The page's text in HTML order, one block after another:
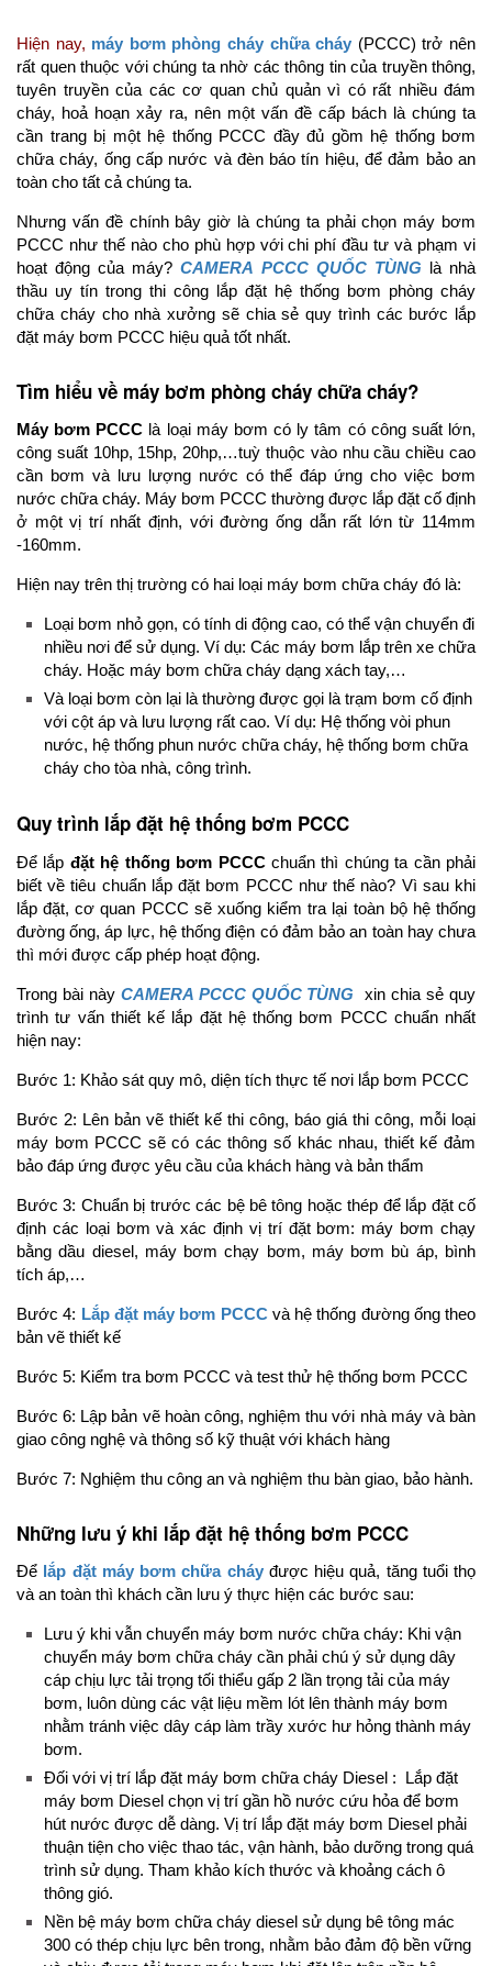
Hiện nay, máy bơm phòng cháy chữa cháy (PCCC) trở nên
rất quen thuộc với chúng ta nhờ các thông tin của truyền thông,
tuyên truyền của các cơ quan chủ quản vì có rất nhiều đám
cháy, hoả hoạn xảy ra, nên một vấn đề cấp bách là chúng ta
cần trang bị một hệ thống PCCC đầy đủ gồm hệ thống bơm
chữa cháy, ống cấp nước và đèn báo tín hiệu, để đảm bảo an
toàn cho tất cả chúng ta.
Nhưng vấn đề chính bây giờ là chúng ta phải chọn máy bơm
PCCC như thế nào cho phù hợp với chi phí đầu tư và phạm vi
hoạt động của máy? CAMERA PCCC QUỐC TÙNG là nhà
thầu uy tín trong thi công lắp đặt hệ thống bơm phòng cháy
chữa cháy cho nhà xưởng sẽ chia sẻ quy trình các bước lắp
đặt máy bơm PCCC hiệu quả tốt nhất.
Tìm hiểu về máy bơm phòng cháy chữa cháy?
Máy bơm PCCC là loại máy bơm có ly tâm có công suất lớn,
công suất 10hp, 15hp, 20hp,…tuỳ thuộc vào nhu cầu chiều cao
cần bơm và lưu lượng nước có thể đáp ứng cho việc bơm
nước chữa cháy. Máy bơm PCCC thường được lắp đặt cố định
ở một vị trí nhất định, với đường ống dẫn rất lớn từ 114mm
-160mm.
Hiện nay trên thị trường có hai loại máy bơm chữa cháy đó là:
Loại bơm nhỏ gọn, có tính di động cao, có thể vận chuyển đi
nhiều nơi để sử dụng. Ví dụ: Các máy bơm lắp trên xe chữa
cháy. Hoặc máy bơm chữa cháy dạng xách tay,…
Và loại bơm còn lại là thường được gọi là trạm bơm cố định
với cột áp và lưu lượng rất cao. Ví dụ: Hệ thống vòi phun
nước, hệ thống phun nước chữa cháy, hệ thống bơm chữa
cháy cho tòa nhà, công trình.
Quy trình lắp đặt hệ thống bơm PCCC
Để lắp đặt hệ thống bơm PCCCchuẩn thì chúng ta cần phải
biết về tiêu chuẩn lắp đặt bơm PCCC như thế nào? Vì sau khi
lắp đặt, cơ quan PCCC sẽ xuống kiểm tra lại toàn bộ hệ thống
đường ống, áp lực, hệ thống điện có đảm bảo an toàn hay chưa
thì mới được cấp phép hoạt động.
Trong bài này CAMERA PCCC QUỐC TÙNG
xin chia sẻ quy
trình tư vấn thiết kế lắp đặt hệ thống bơm PCCC chuẩn nhất
hiện nay:
Bước 1: Khảo sát quy mô, diện tích thực tế nơi lắp bơm PCCC
Bước 2: Lên bản vẽ thiết kế thi công, báo giá thi công, mỗi loại
máy bơm PCCC sẽ có các thông số khác nhau, thiết kế đảm
bảo đáp ứng được yêu cầu của khách hàng và bản thẩm
Bước 3: Chuẩn bị trước các bệ bê tông hoặc thép để lắp đặt cố
định các loại bơm và xác định vị trí đặt bơm: máy bơm chạy
bằng dầu diesel, máy bơm chạy bơm, máy bơm bù áp, bình
tích áp,…
Bước 4: Lắp đặt máy bơm PCCCvà hệ thống đường ống theo
bản vẽ thiết kế
Bước 5: Kiểm tra bơm PCCC và test thử hệ thống bơm PCCC
Bước 6: Lập bản vẽ hoàn công, nghiệm thu với nhà máy và bàn
giao công nghệ và thông số kỹ thuật với khách hàng
Bước 7: Nghiệm thu công an và nghiệm thu bàn giao, bảo hành.
Những lưu ý khi lắp đặt hệ thống bơm PCCC
Để lắp đặt máy bơm chữa cháyđược hiệu quả, tăng tuổi thọ
và an toàn thì khách cần lưu ý thực hiện các bước sau:
Lưu ý khi vẫn chuyển máy bơm nước chữa cháy: Khi vận
chuyển máy bơm chữa cháy cần phải chú ý sử dụng dây
cáp chịu lực tải trọng tối thiểu gấp 2 lần trọng tải của máy
bơm, luôn dùng các vật liệu mềm lót lên thành máy bơm
nhằm tránh việc dây cáp làm trầy xước hư hỏng thành máy
bơm.
Đối với vị trí lắp đặt máy bơm chữa cháy Diesel : Lắp đặt
máy bơm Diesel chọn vị trí gần hồ nước cứu hỏa để bơm
hút nước được dễ dàng. Vị trí lắp đặt máy bơm Diesel phải
thuận tiện cho việc thao tác, vận hành, bảo dưỡng trong quá
trình sử dụng. Tham khảo kích thước và khoảng cách ô
thông gió.
Nền bệ máy bơm chữa cháy diesel sử dụng bê tông mác
300 có thép chịu lực bên trong, nhằm bảo đảm độ bền vững